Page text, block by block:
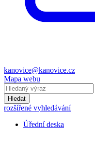
kanovice@kanovice.cz
Mapa webu
Hledat
rozšířené vyhledávání
Úřední deska